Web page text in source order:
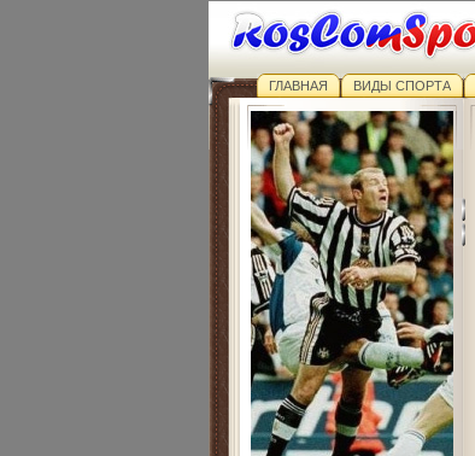
ГЛАВНАЯ ВИДЫ СПОРТА